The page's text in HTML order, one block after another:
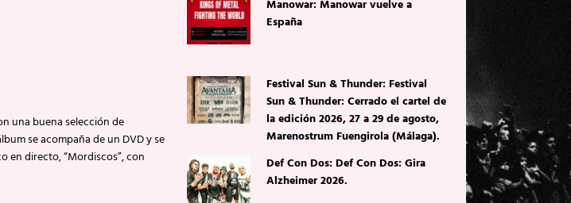
una buena selección de
se acompaña de un DVD y se
en directo, “Mordiscos”, con
Manowar: Manowar vuelve a
España
Festival Sun & Thunder: Festival
Sun & Thunder: Cerrado el cartel de
la edición 2026, 27 a 29 de agosto,
Marenostrum Fuengirola (Málaga).
Def Con Dos: Def Con Dos: Gira
Alzheimer 2026.